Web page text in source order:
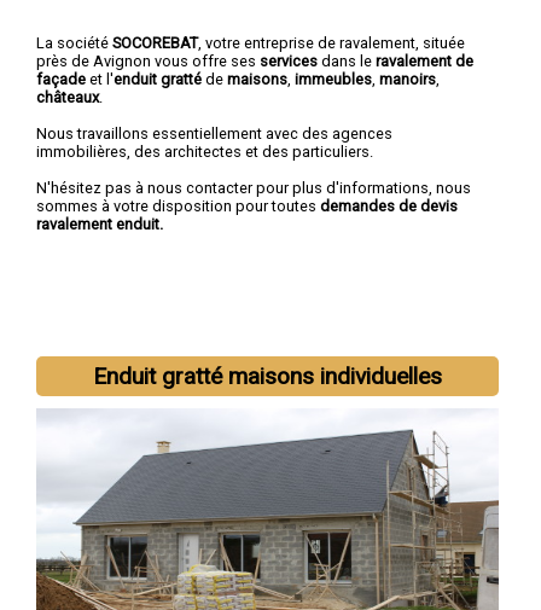
La société SOCOREBAT, votre entreprise de ravalement , située
près de Avignon vous offre ses services dans le ravalement de
façade et l'enduit gratté de maisons immeubles manoirs
châteaux.
Nous travaillons essentiellement avec des agences
immobilières, des architectes et des particuliers.
N'hésitez pas à nous contacter pour plus d'informations, nous
sommes à votre disposition pour toutes demandes de devis
ravalement enduit.
Nous intervenons aussi dans les villes suivantes :Avignon,
Carpentras,Cavaillon,L'Isle-sur-la-Sorgue , Pertuis,
Sorgues,Le Pontet,Bollène,Apt
Enduit gratté maisons individuelles